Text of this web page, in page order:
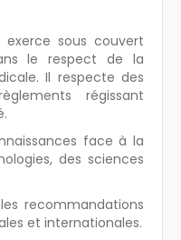
exerce sous couvert
le respect de la
Il respecte des
régissant
face à la
des sciences
recommandations
et internationales.